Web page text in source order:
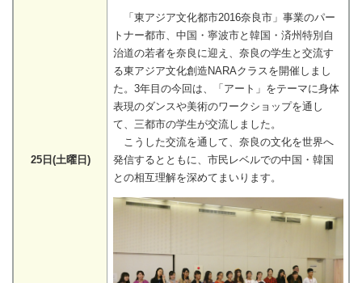
25日(土曜日)
「東アジア文化都市2016奈良市」事業のパー
トナー都市、中国・寧波市と韓国・済州特別自
治道の若者を奈良に迎え、奈良の学生と交流す
る東アジア文化創造NARAクラスを開催しまし
た。3年目の今回は、「アート」をテーマに身体
表現のダンスや美術のワークショップを通し
て、三都市の学生が交流しました。
こうした交流を通して、奈良の文化を世界へ
発信するとともに、市民レベルでの中国・韓国
との相互理解を深めてまいります。